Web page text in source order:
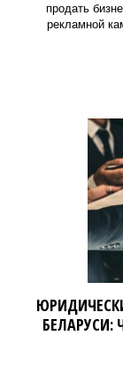
продать
рекламной
БЕЛАРУСИ: